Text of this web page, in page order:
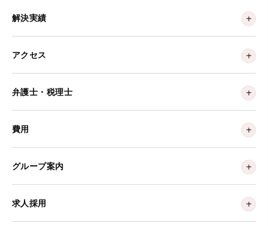
解決実績
アクセス
弁護士・税理士
費用
グループ案内
求人採用